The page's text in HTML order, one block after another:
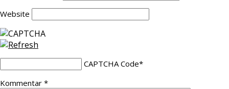
Website
CAPTCHA Code*
Kommentar *